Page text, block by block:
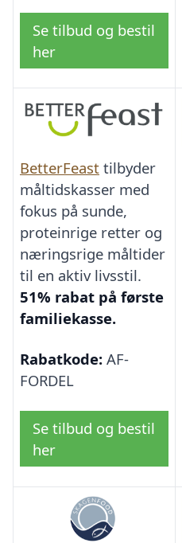
Se tilbud og bestil
her
BetterFeast tilbyder
måltidskasser med
fokus på sunde,
proteinrige retter og
næringsrige måltider
til en aktiv livsstil.
51% rabat på første
familiekasse.
Rabatkode: AF-
FORDEL
Se tilbud og bestil
her